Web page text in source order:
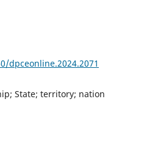
dpceonline.2024.2071
State; territory; nation